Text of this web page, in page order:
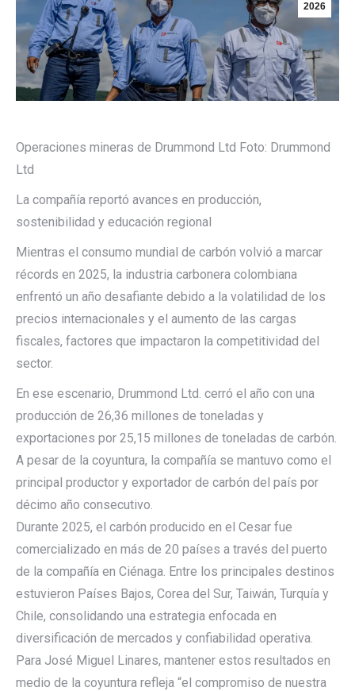
2026
Operaciones mineras de Drummond Ltd Foto: Drummond
Ltd
La compañía reportó avances en producción,
sostenibilidad y educación regional
Mientras el consumo mundial de carbón volvió a marcar
récords en 2025, la industria carbonera colombiana
enfrentó un año desafiante debido a la volatilidad de los
precios internacionales y el aumento de las cargas
fiscales, factores que impactaron la competitividad del
sector.
En ese escenario, Drummond Ltd. cerró el año con una
producción de 26,36 millones de toneladas y
exportaciones por 25,15 millones de toneladas de carbón.
A pesar de la coyuntura, la compañía se mantuvo como el
principal productor y exportador de carbón del país por
décimo año consecutivo.
Durante 2025, el carbón producido en el Cesar fue
comercializado en más de 20 países a través del puerto
de la compañía en Ciénaga. Entre los principales destinos
estuvieron Países Bajos, Corea del Sur, Taiwán, Turquía y
Chile, consolidando una estrategia enfocada en
diversificación de mercados y confiabilidad operativa.
Para José Miguel Linares, mantener estos resultados en
medio de la coyuntura refleja “el compromiso de nuestra